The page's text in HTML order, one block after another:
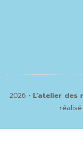
2026 • L’atelier des